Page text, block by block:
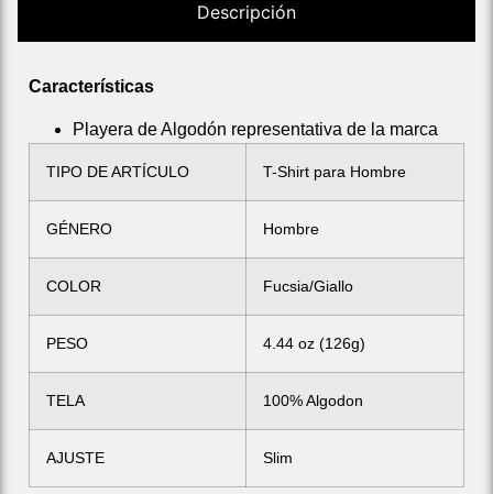
Descripción
Características
Playera de Algodón representativa de la marca
TIPO DE ARTÍCULO T-Shirt para Hombre
GÉNERO Hombre
COLOR Fucsia/Giallo
PESO 4.44 oz (126g)
TELA 100% Algodon
AJUSTE Slim